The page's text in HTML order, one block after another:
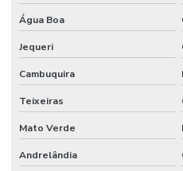
Terceirização de facilities
Terceirização de limpeza
Terceirização de manutenção
Terceirização de mão de obra
Água Boa
Jequeri
Cambuquira
Teixeiras
Mato Verde
Andrelândia